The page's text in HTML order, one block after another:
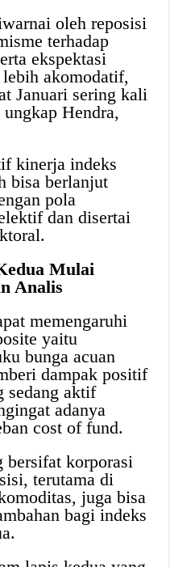
oleh reposisi
terhadap
ekspektasi
akomodatif,
Januari sering kali
Hendra,
kinerja indeks
bisa berlanjut
pola
dan disertai
Mulai
Analis
memengaruhi
yaitu
bunga acuan
dampak positif
sedang aktif
adanya
cost of fund.
bersifat korporasi
terutama di
juga bisa
bagi indeks